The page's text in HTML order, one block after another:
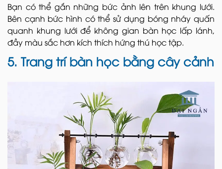
Bạn có thể gắn những bức ảnh lên trên khung lưới.
Bên cạnh bức hình có thể sử dụng bóng nháy quấn
quanh khung lưới để không gian bàn học lấp lánh,
đầy màu sắc hơn kích thích hứng thú học tập.
5. Trang trí bàn học bằng cây cảnh